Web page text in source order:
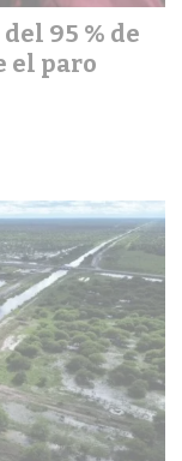
95 % de
el paro